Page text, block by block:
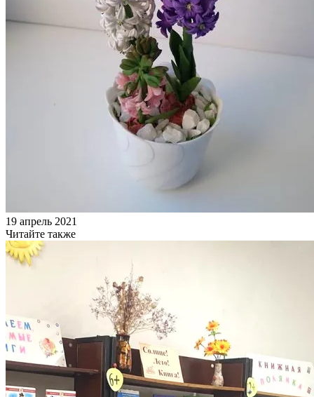
19 апрель 2021
Читайте также